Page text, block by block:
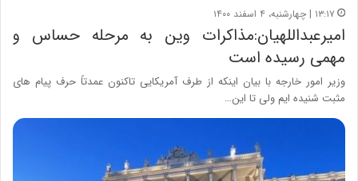
۱۳:۱۷ | چهارشنبه، ۴ اسفند ۱۴۰۰
امیرعبداللهیان:مذاکرات وین به مرحله حساس و
مهمی رسیده است
وزیر امور خارجه با بیان اینکه از طرف آمریکایی تاکنون عمدتاً حرف پیام های
مثبت شنیده ایم ولی تا این…